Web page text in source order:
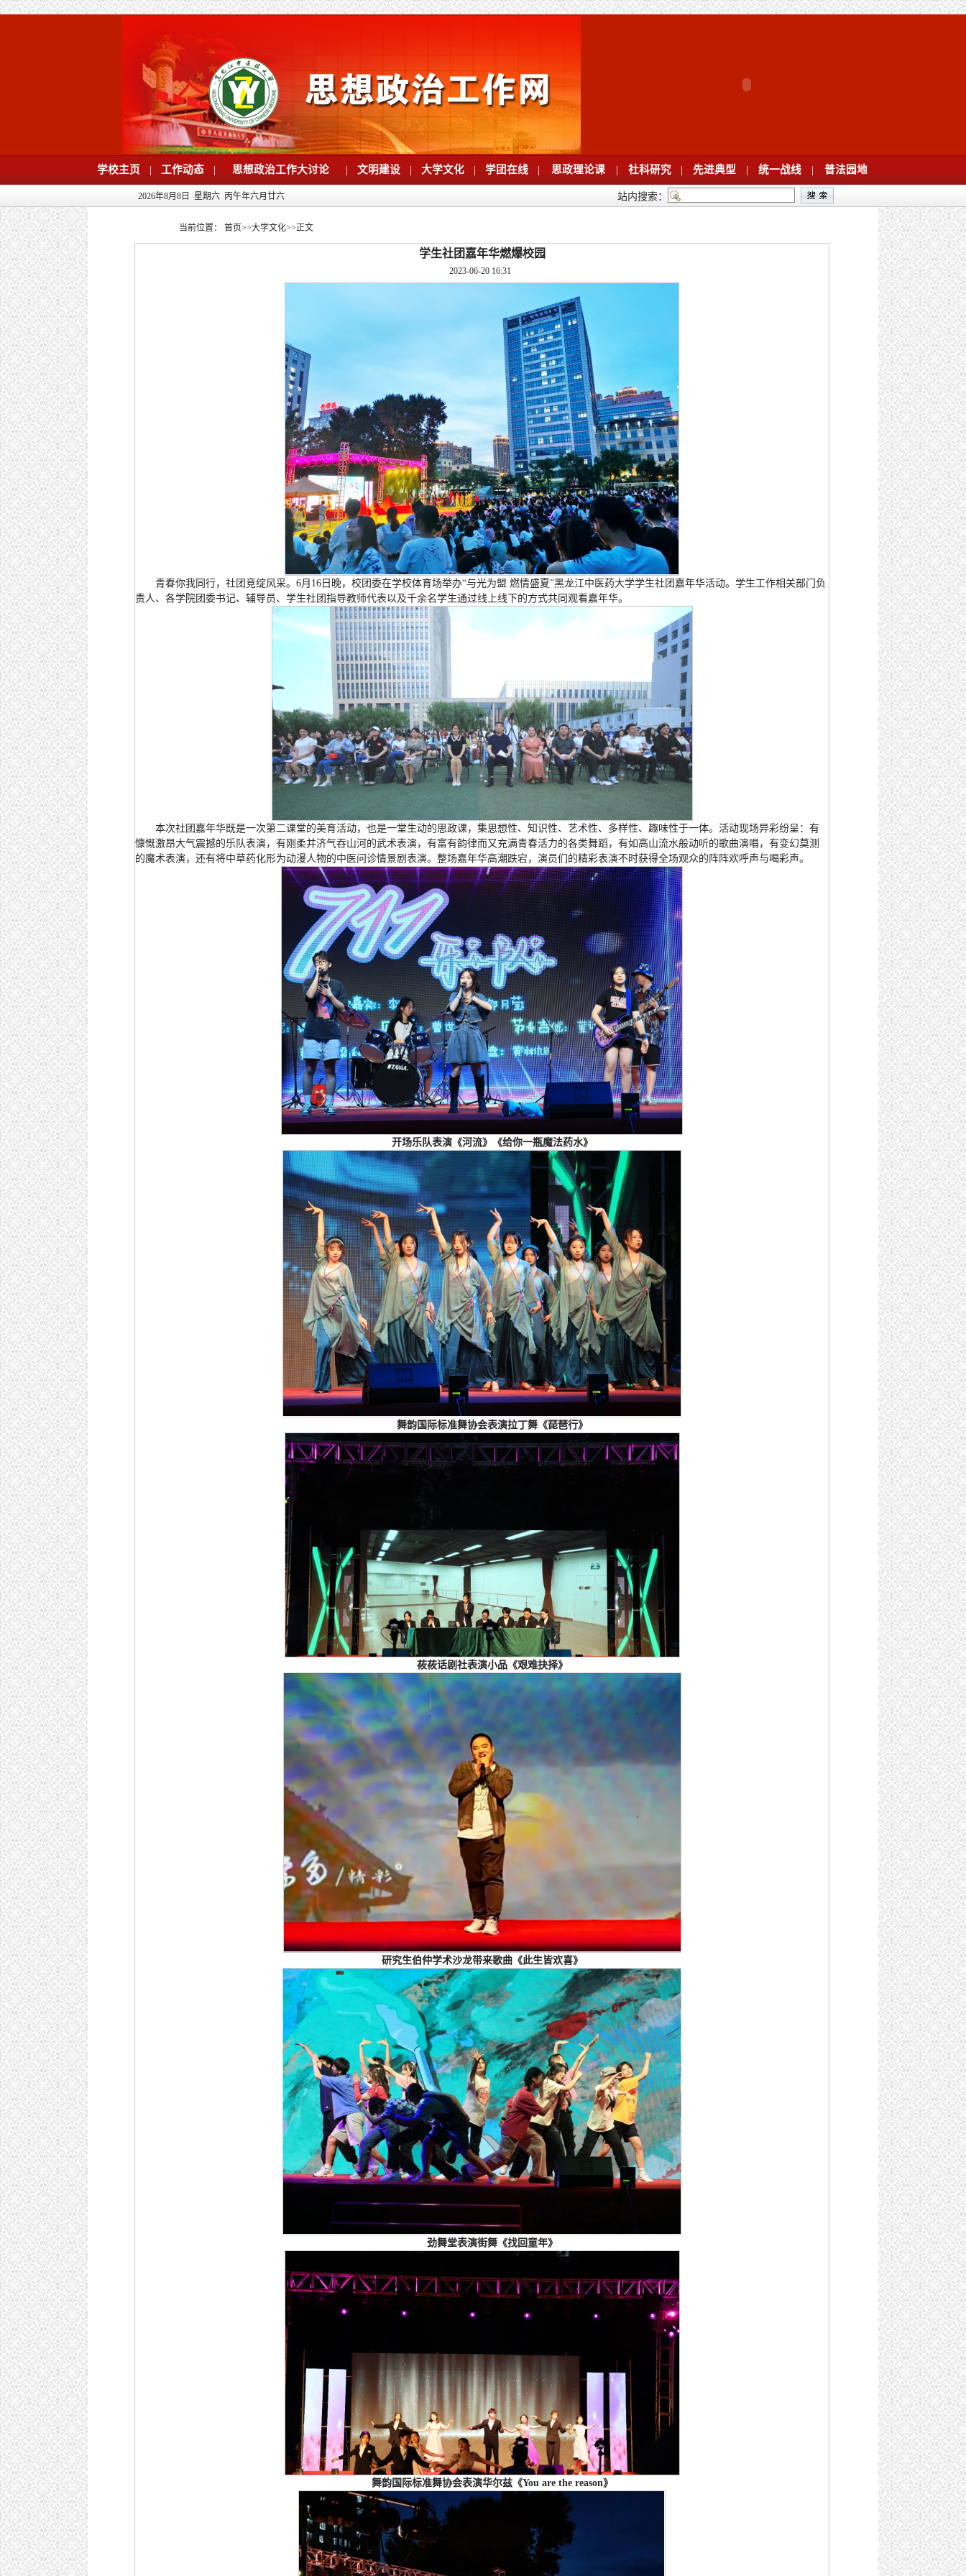
学校主页 | 工作动态 | 思想政治工作大讨论 | 文明建设 | 大学文化 | 学团在线 | 思政理论课 | 社科研究 | 先进典型 | 统一战线 | 普法园地
2026年8月8日 星期六 丙午年六月廿六 站内搜索：
当前位置： 首页>>大学文化>>正文
学生社团嘉年华燃爆校园
2023-06-20 16:31
青春你我同行，社团竞绽风采。6月16日晚，校团委在学校体育场举办“与光为盟 燃情盛夏”黑龙江中医药大学学生社团嘉年华活动。学生工作相关部门负
责人、各学院团委书记、辅导员、学生社团指导教师代表以及千余名学生通过线上线下的方式共同观看嘉年华。
本次社团嘉年华既是一次第二课堂的美育活动，也是一堂生动的思政课，集思想性、知识性、艺术性、多样性、趣味性于一体。活动现场异彩纷呈：有
慷慨激昂大气震撼的乐队表演，有刚柔并济气吞山河的武术表演，有富有韵律而又充满青春活力的各类舞蹈，有如高山流水般动听的歌曲演唱，有变幻莫测
的魔术表演，还有将中草药化形为动漫人物的中医问诊情景剧表演。整场嘉年华高潮跌宕，演员们的精彩表演不时获得全场观众的阵阵欢呼声与喝彩声。
开场乐队表演《河流》《给你一瓶魔法药水》
舞韵国际标准舞协会表演拉丁舞《琵琶行》
莜莜话剧社表演小品《艰难抉择》
研究生伯仲学术沙龙带来歌曲《此生皆欢喜》
劲舞堂表演街舞《找回童年》
舞韵国际标准舞协会表演华尔兹《You are the reason》